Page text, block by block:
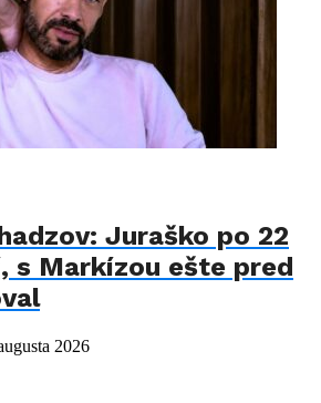
Juraško po 22
s Markízou ešte pred
2026